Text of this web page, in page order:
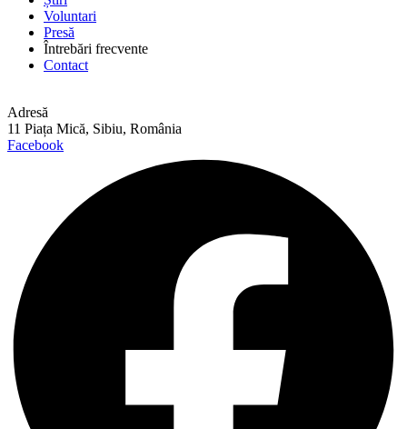
Voluntari
Presă
Întrebări frecvente
Contact
Adresă
11 Piața Mică, Sibiu, România
Facebook